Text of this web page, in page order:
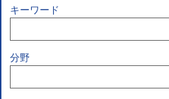
キーワード
分野